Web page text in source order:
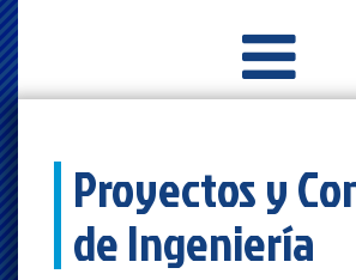
Proyectos y
de Ingeniería